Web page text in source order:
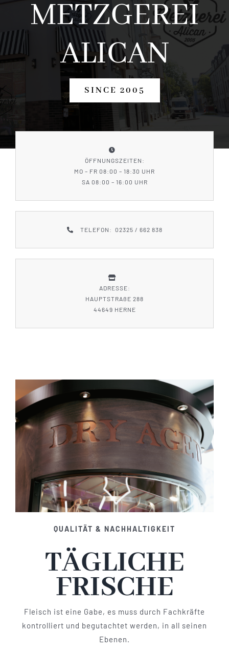
PRODUKTE
GALLERY
Bald Verfügbar
METZGEREI
ALICAN
SINCE 2005
ÖFFNUNGSZEITEN:
MO – FR 08:00 – 18:30 UHR
SA 08:00 – 16:00 UHR
TELEFON: 02325 / 662 838
ADRESSE:
HAUPTSTRAßE 288
44649 HERNE
QUALITÄT & NACHHALTIGKEIT
TÄGLICHE
FRISCHE
Fleisch ist eine Gabe, es muss durch Fachkräfte
kontrolliert und begutachtet werden, in all seinen
Ebenen.